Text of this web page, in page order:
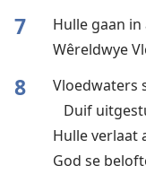
7 Hulle gaan in
Wêreldwye
8 Vloedwaters
Duif
Hulle verlaat
God se